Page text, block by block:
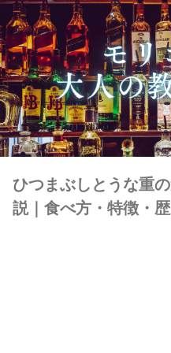
ひつまぶしとうな重
説｜食べ方・特徴・